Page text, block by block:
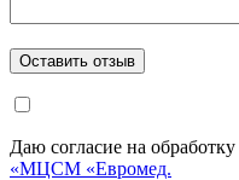
Даю согласие на обработку
«МЦСМ «Евромед.